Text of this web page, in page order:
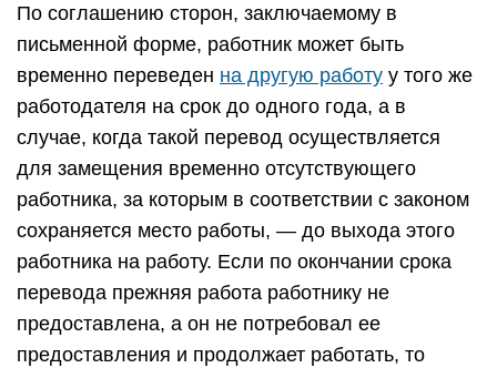
По соглашению сторон, заключаемому в
письменной форме, работник может быть
временно переведен на другую работу у того же
работодателя на срок до одного года, а в
случае, когда такой перевод осуществляется
для замещения временно отсутствующего
работника, за которым в соответствии с законом
сохраняется место работы, — до выхода этого
работника на работу. Если по окончании срока
перевода прежняя работа работнику не
предоставлена, а он не потребовал ее
предоставления и продолжает работать, то